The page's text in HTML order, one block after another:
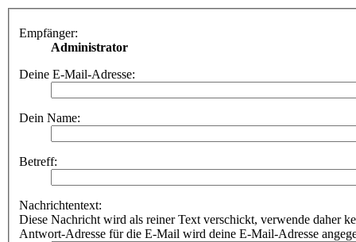
Empfänger:
Administrator
Deine E-Mail-Adresse:
Dein Name:
Betreff:
Nachrichtentext:
Diese Nachricht wird als reiner Text verschickt, verwende daher
Antwort-Adresse für die E-Mail wird deine E-Mail-Adresse